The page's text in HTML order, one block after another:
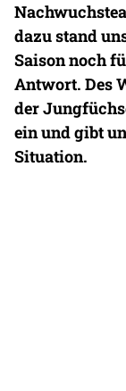
dazu stand
Saison noch
Antwort. Des
der
ein und gibt
Situation.